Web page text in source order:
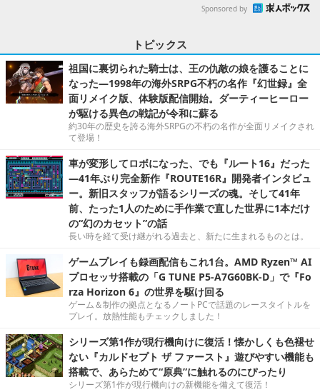
Sponsored by
トピックス
祖国に裏切られた騎士は、王の仇敵の娘を護ることに
なった―1998年の海外SRPG不朽の名作『幻世録』全
面リメイク版、体験版配信開始。ダーティーヒーロー
が駆ける異色の戦記が令和に蘇る
約30年の歴史を誇る海外SRPGの不朽の名作が全面リメイクされ
て登場！
車が変形してロボになった、でも『ルート16』だった
―41年ぶり完全新作『ROUTE16R』開発者インタビュ
ー。新旧スタッフが語るシリーズの魂。そして41年
前、たった1人のために手作業で直した世界に1本だけ
の“幻のカセット”の話
長い時を経て受け継がれる過去と、新たに生まれるものとは。
ゲームプレイも録画配信もこれ1台。AMD Ryzen™ AI
プロセッサ搭載の「G TUNE P5-A7G60BK-D」で『Fo
rza Horizon 6』の世界を駆け回る
ゲーム＆制作の拠点となるノートPCで話題のレースタイトルを
プレイ。放熱性能もチェックしました！
シリーズ第1作が現行機向けに復活！懐かしくも色褪せ
ない『カルドセプト ザ ファースト』遊びやすい機能も
搭載で、あらためて“原典”に触れるのにぴったり
シリーズ第1作が現行機向けの新機能を備えて復活！